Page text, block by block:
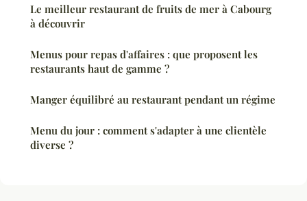
Le meilleur restaurant de fruits de mer à Cabourg
à découvrir
Menus pour repas d'affaires : que proposent les
restaurants haut de gamme ?
Manger équilibré au restaurant pendant un régime
Menu du jour : comment s'adapter à une clientèle
diverse ?